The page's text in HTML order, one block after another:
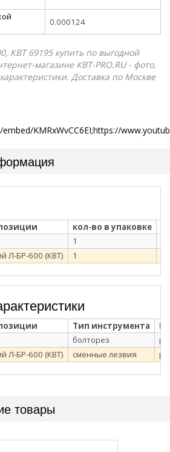
0.000124
КВТ 69195 купить по выгодной
магазине КВТ-PRO.RU - фото,
Доставка по Москве
KMRxWvCC6EI;https://
кол-во в упаковке
1
Л-БР-600 (КВТ) 1
Тип инструмента
болторез
Л-БР-600 (КВТ) сменные лезвия
товары